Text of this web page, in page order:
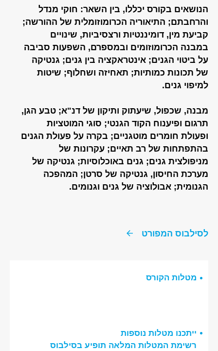
הנושאים בקורס יכללו, בין השאר: חוקי מנדל
והרחבתם; התיאוריה הכרומוזומלית של ההורשה;
קביעת מין, דומיננטיות ורצסיביות, שינויים
במבנה הכרומוזומים ובמספרם, השפעות סביבה
על ביטוי הגנים; אינטראקציה בין גנים; גנטיקה
של תכונות כמותיות; תאחיזה ושחלוף; שיטות
למיפוי גנים.
מבנה, שכפול, שיעתוק ותיקון של דנ"א; טבע הגן,
תרגום ופיענוח הקוד הגנטי; סוגי המוטציות
ופעולת חומרים מוטגניים; בקרה על פעולת הגנים
בהתפתחות של רב תאיים; עקרונות של
מניפולצית גנים; גנים באוכלוסיות; גנטיקה של
מערכת החיסון, גנטיקה של סרטן; המהפכה
הגנומית; אבולוציה של גנים וגנומים.
לסילבוס המפורט
מטלות הקורס
ייתכנו מטלות נוספות
רשימת המטלות המלאה תופיע בסילבוס